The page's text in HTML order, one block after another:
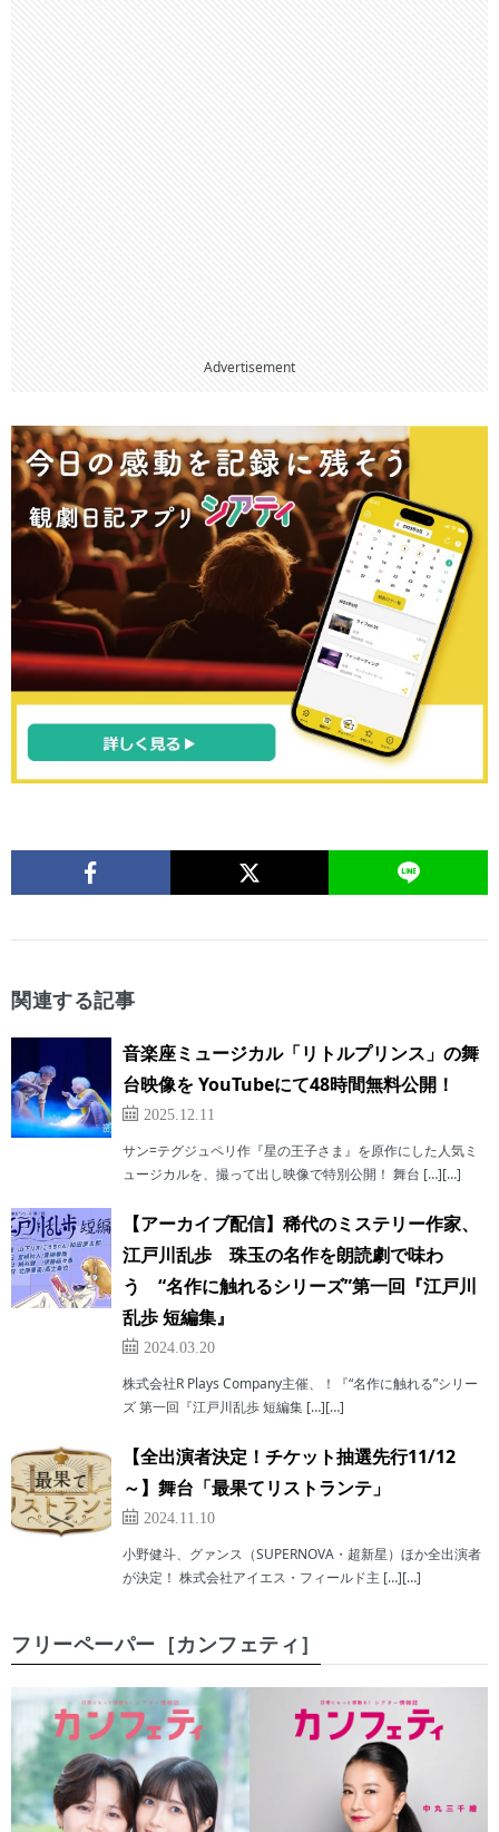
Advertisement
関連する記事
音楽座ミュージカル「リトルプリンス」の舞
台映像を YouTubeにて48時間無料公開！
2025.12.11
サン=テグジュペリ作『星の王子さま』を原作にした人気ミ
ュージカルを、撮って出し映像で特別公開！ 舞台 […][…]
【アーカイブ配信】稀代のミステリー作家、
江戸川乱歩 珠玉の名作を朗読劇で味わ
う “名作に触れるシリーズ”第一回『江戸川
乱歩 短編集』
2024.03.20
株式会社R Plays Company主催、！『“名作に触れる”シリー
ズ 第一回『江戸川乱歩 短編集 […][…]
【全出演者決定！チケット抽選先行11/12
～】舞台「最果てリストランテ」
2024.11.10
小野健斗、グァンス（SUPERNOVA・超新星）ほか全出演者
が決定！ 株式会社アイエス・フィールド主 […][…]
フリーペーパー［カンフェティ］